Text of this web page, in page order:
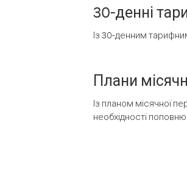
30-денні
Із 30-денним
Плани
Із планом місячної
необхідності